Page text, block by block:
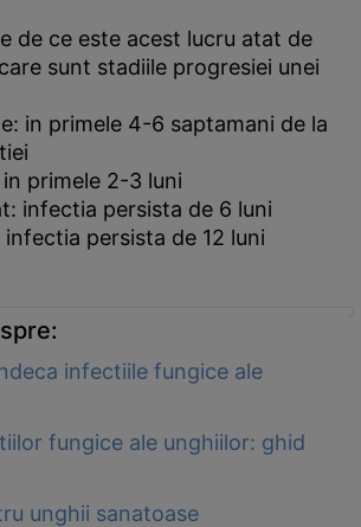
de ce este acest lucru atat de
sunt stadiile progresiei unei
in primele 4-6 saptamani de la
primele 2-3 luni
infectia persista de 6 luni
persista de 12 luni
infectiile fungice ale
fungice ale unghiilor: ghid
unghii sanatoase